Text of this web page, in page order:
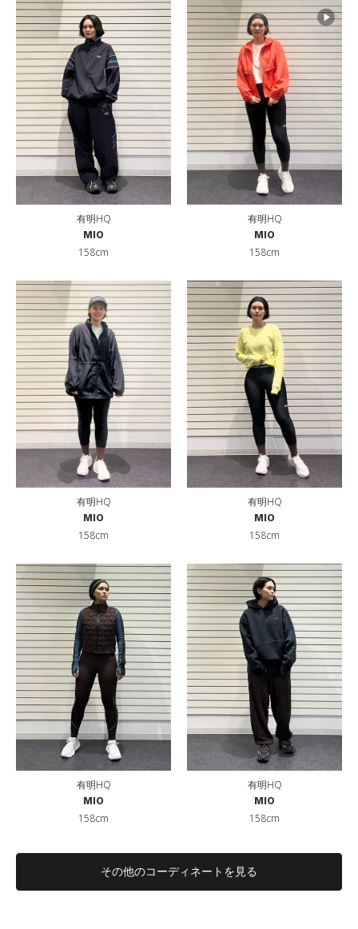
有明HQ
MIO
158cm
有明HQ
MIO
158cm
有明HQ
MIO
158cm
有明HQ
MIO
158cm
有明HQ
MIO
158cm
有明HQ
MIO
158cm
その他のコーディネートを見る